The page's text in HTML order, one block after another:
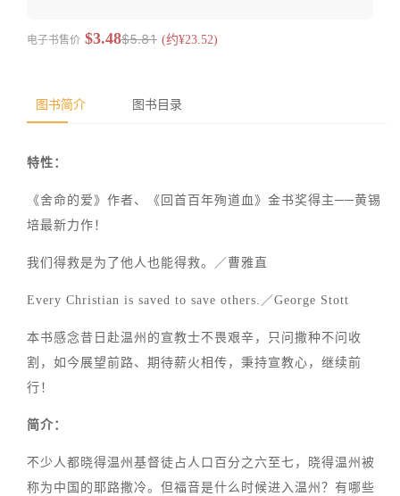
电子书售价 $3.48$5.81 (约¥23.52)
图书简介 图书目录
特性：
《舍命的爱》作者、《回首百年殉道血》金书奖得主──黄锡
培最新力作！
我们得救是为了他人也能得救。／曹雅直
Every Christian is saved to save others.／George Stott
本书感念昔日赴温州的宣教士不畏艰辛，只问撒种不问收
割，如今展望前路、期待薪火相传，秉持宣教心，继续前
行！
简介：
不少人都晓得温州基督徒占人口百分之六至七，晓得温州被
称为中国的耶路撒冷。但福音是什么时候进入温州？有哪些